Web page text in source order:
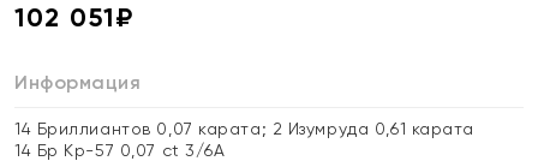
102 051₽
Информация
14 Бриллиантов 0,07 карата; 2 Изумруда 0,61 карата
14 Бр Кр-57 0,07 ct 3/6А